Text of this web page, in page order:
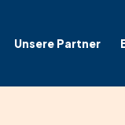
Unsere Partner